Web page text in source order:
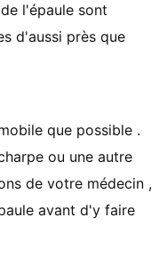
l'épaule sont
d'aussi près que
que possible .
ou une autre
de votre médecin ,
avant d'y faire